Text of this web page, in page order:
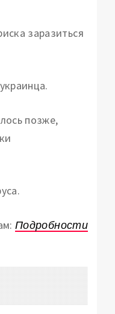
заразиться
позже,
Подробности